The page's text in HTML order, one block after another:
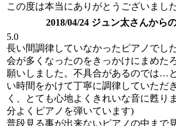
この度は本当にありがとうございまし
2018/04/24 ジュン太さんから
5.0
長い間調律していなかったピアノでし
会が多くなったのをきっかけにまめた
願いしました。不具合があるのでは…
い時間をかけて丁寧に調律していただ
く、とても心地よくきれいな音に甦り
分よくピアノを弾いています)
普段見る事が出来ないピアノの中まで